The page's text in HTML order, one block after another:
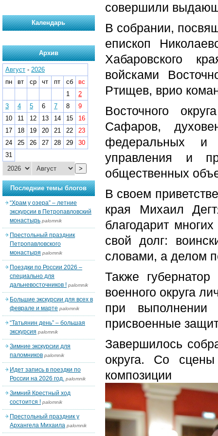
совершили
В собрании,
епископ
Хабаровского
войсками
Ртищев, врио
Восточного
Сафаров,
федеральных и
управления и
общественных
В своем
края Михаил
благодарит
свой долг:
словами, а делом
Также
военного округа
при выполнении
присвоенные
Завершилось
округа. Со
Календарь
Архив
Август - 2026
пн
вт ср чт пт сб
вс
1
2
3
4 5 6 7 8
9
10
11 12 13 14 15
16
17
18 19 20 21 22
23
24
25 26 27 28 29
30
31
>
Последние темы блогов
“Храм у озера” – летние
экскурсии в Петропавловский
монастырь palomnik
Престольный праздник
Петропавловского
монастыря palomnik
Поездки по России 2026 –
специально для
дальневосточников ! palomnik
Большие экскурсии для всех в
феврале и марте palomnik
“Татьянин день” – большая
экскурсия palomnik
Зимние экскурсии для
паломников palomnik
Идет запись в поездки по
России на 2026 год. palomnik
Зимний Крестный ход
состоится ! palomnik
Престольный праздник у
Архангела Михаила palomnik